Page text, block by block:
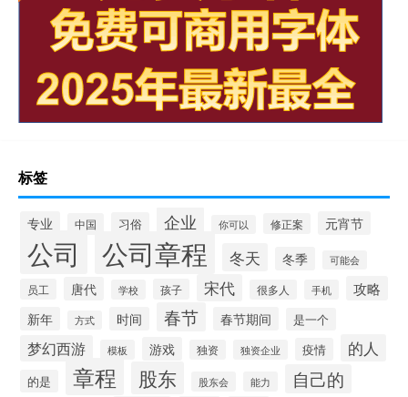
标签
专业 中国 习俗 企业 你可以 修正案 元宵节
公司 公司章程 冬天 冬季 可能会
员工 唐代 学校 孩子 宋代 很多人 手机 攻略
新年 方式 时间 春节 春节期间 是一个
梦幻西游 模板 游戏 独资 独资企业 疫情 的人
的是 章程 股东 股东会 能力 自己的